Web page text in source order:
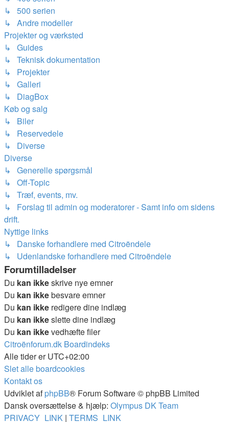
↳ 500 serien
↳ Andre modeller
Projekter og værksted
↳ Guides
↳ Teknisk dokumentation
↳ Projekter
↳ Galleri
↳ DiagBox
Køb og salg
↳ Biler
↳ Reservedele
↳ Diverse
Diverse
↳ Generelle spørgsmål
↳ Off-Topic
↳ Træf, events, mv.
↳ Forslag til admin og moderatorer - Samt info om sidens
drift.
Nyttige links
↳ Danske forhandlere med Citroëndele
↳ Udenlandske forhandlere med Citroëndele
Forumtilladelser
Du kan ikkeskrive nye emner
Du kan ikkebesvare emner
Du kan ikke redigere dine indlæg
Du kan ikkeslette dine indlæg
Du kan ikkevedhæfte filer
Citroënforum.dk Boardindeks
Alle tider erUTC+02:00
Slet alle boardcookies
Kontakt os
Udviklet afphpBB® Forum Software © phpBB Limited
Dansk oversættelse & hjælp: Olympus DK Team
PRIVACY_LINK | TERMS_LINK